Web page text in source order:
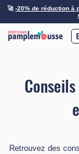
🚀-20% de réduction à
Retrouvez des